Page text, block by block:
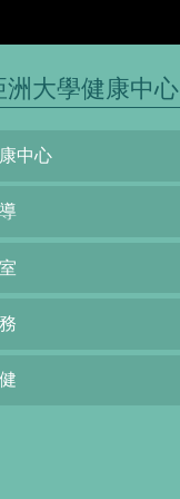
洲大學健康中心
中心